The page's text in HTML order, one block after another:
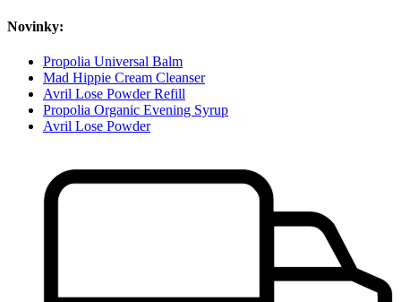
Novinky:
Propolia Universal Balm
Mad Hippie Cream Cleanser
Avril Lose Powder Refill
Propolia Organic Evening Syrup
Avril Lose Powder